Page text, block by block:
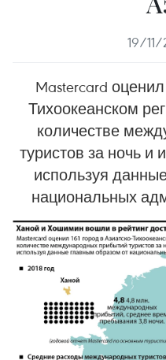
19/
Mastercard
Тихоокеанском
количестве
туристов за ночь и
используя
национальных